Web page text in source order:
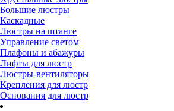
Большие люстры
Каскадные
Люстры на штанге
Управление светом
Плафоны и абажуры
Лифты для люстр
Люстры-вентиляторы
Крепления для люстр
Основания для люстр